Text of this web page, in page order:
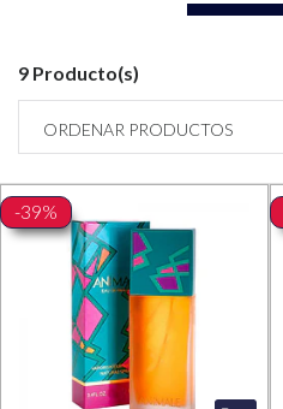
9 Producto(s)
ORDENAR PRODUCTOS
-39%